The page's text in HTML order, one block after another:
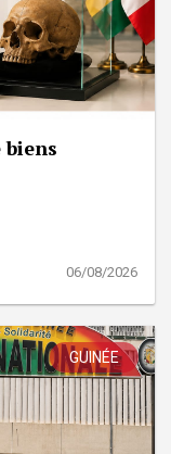
06/08/2026
GUINÉE